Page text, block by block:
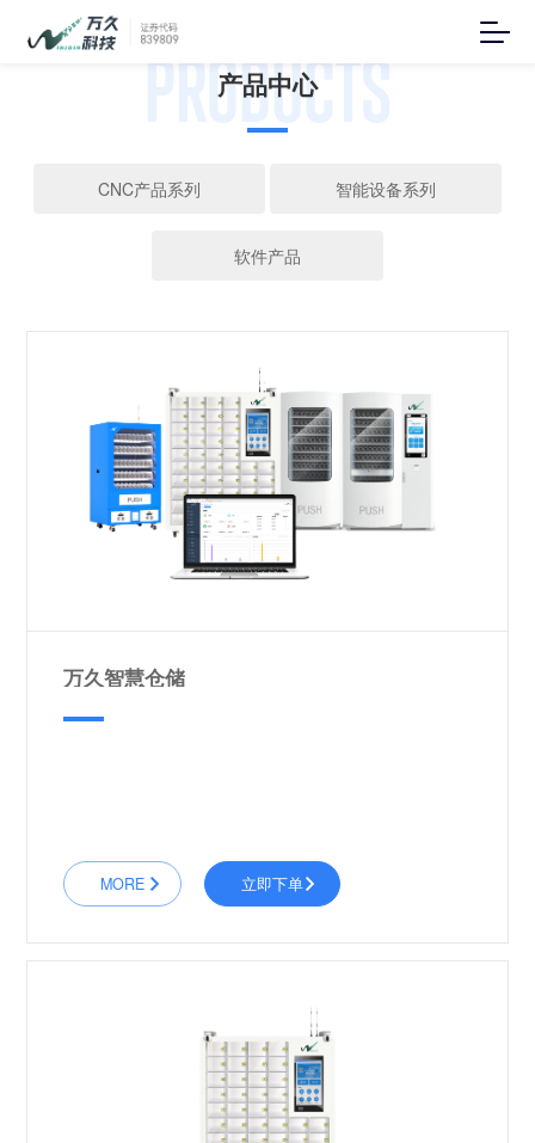
产品中心
PRODUCTS
CNC产品系列 智能设备系列
软件产品
万久智慧仓储
MORE 立即下单